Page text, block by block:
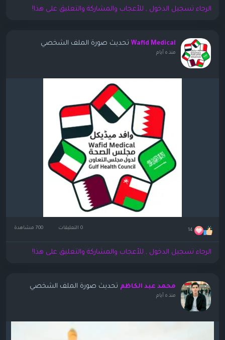
الرجاء تسجيل الدخول , للأعجاب والمشاركة والتعليق على هذا!
Wafid Medical تحديث صورة الملف الشخصي
منذ ٥ أيام
14 0 التعليقات
الرجاء تسجيل الدخول , للأعجاب والمشاركة والتعليق على هذا!
محمد عبد الكاظم تحديث صورة الملف الشخصي
منذ ٥ أيام